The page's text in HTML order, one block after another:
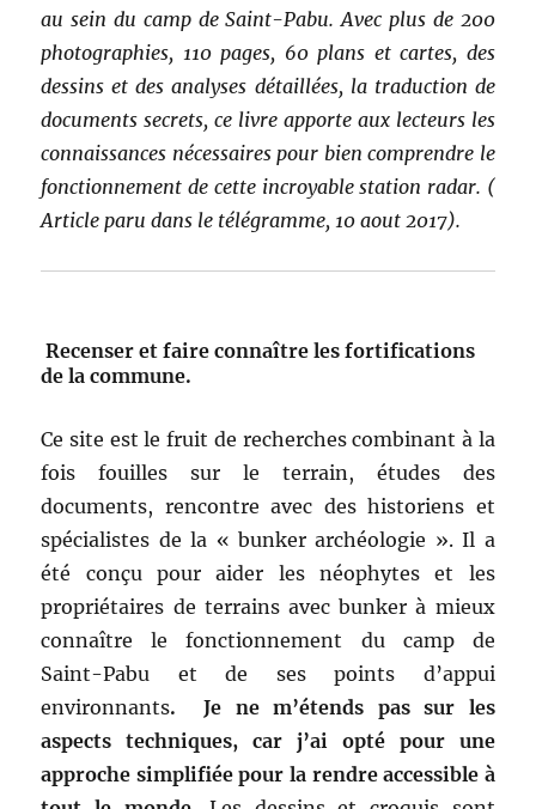
au sein du camp de Saint-Pabu. Avec plus de 200
photographies, 110 pages, 60 plans et cartes, des
dessins et des analyses détaillées, la traduction de
documents secrets, ce livre apporte aux lecteurs les
connaissances nécessaires pour bien comprendre le
fonctionnement de cette incroyable station radar. (
Article paru dans le télégramme, 10 aout 2017).
Recenser et faire connaître les fortifications
de la commune.
Ce site est le fruit de recherches combinant à la
fois fouilles sur le terrain, études des
documents, rencontre avec des historiens et
spécialistes de la « bunker archéologie ». Il a
été conçu pour aider les néophytes et les
propriétaires de terrains avec bunker à mieux
connaître le fonctionnement du camp de
Saint-Pabu et de ses points d’appui
environnants. Je ne m’étends pas sur les
aspects techniques, car j’ai opté pour une
approche simplifiée pour la rendre accessible à